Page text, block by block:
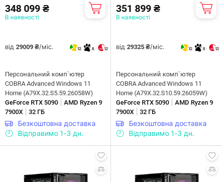
348 099 ₴
В наявності
від 29009 ₴/міс. 12 8 12
Персональний комп`ютер
COBRA Advanced Windows 11
Home (A79X.32.S5.59.26058W)
GeForce RTX 5090
AMD Ryzen 9
7900X
32 ГБ
Безкоштовна доставка
Відправимо 1-3 дн.
351 899 ₴
В наявності
від 29325 ₴/міс. 12 8 12
Персональний комп`ютер
COBRA Advanced Windows 11
Home (A79X.32.S10.59.26059W)
GeForce RTX 5090
AMD Ryzen 9
7900X
32 ГБ
Безкоштовна доставка
Відправимо 1-3 дн.